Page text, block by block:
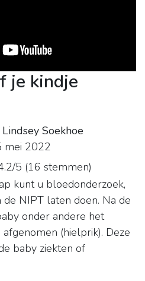
je kindje
Soekhoe
mei 2022
5 (16 stemmen)
kunt u bloedonderzoek,
NIPT laten doen. Na de
onder andere het
(hielprik). Deze
baby ziekten of